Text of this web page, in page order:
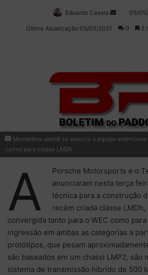
Eduardo Casola
Mande
um
05/
Última Atualização 05/05/2021 0 2
Montadora alemã se associa à equipe
carros para classe LMDh
A
Porsche Motorsports e o
anunciaram nesta terça
técnica para a construção
recém criada classe LMDh,
convergida tanto para o WEC como
ingressão em ambas as categorias a
protótipos, que pesam
são baseados em um chassi LMP2, são
sistema de transmissão híbrido de 500